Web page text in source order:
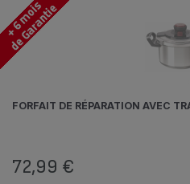
FORFAIT DE RÉPARATION AVEC
72,99 €